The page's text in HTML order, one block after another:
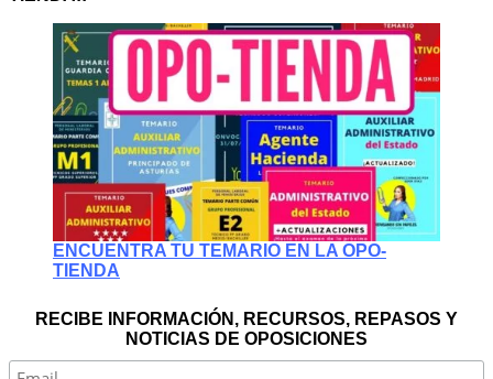
ENCUENTRA TU TEMARIO EN LA OPO-
TIENDA
RECIBE INFORMACIÓN, RECURSOS, REPASOS Y
NOTICIAS DE OPOSICIONES